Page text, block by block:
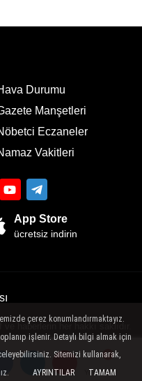
Yorumlar
Yorumlar
Durumu
Manşetleri
Eczaneler
Vakitleri
App Store
ücretsiz indirin
haberlerin her hakkı saklıdır.
kullanılamaz.
çerez konumlandırmaktayız.
işlenir. Detaylı bilgi almak için
Sitemizi kullanarak,
AYRINTILAR TAMAM